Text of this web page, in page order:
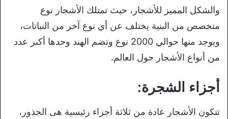
والشكل المميز للأشجار، حيث تمتلك الأشجار نوع
متخصص من البنية يختلف عن أي نوع آخر من النباتات،
ويوجد منها حوالي 2000 نوع وتضم الهند وحدها أكبر عدد
من أنواع الأشجار حول العالم.
أجزاء الشجرة:
تتكون الأشجار عادة من ثلاثة أجزاء رئيسية هى الجذور،